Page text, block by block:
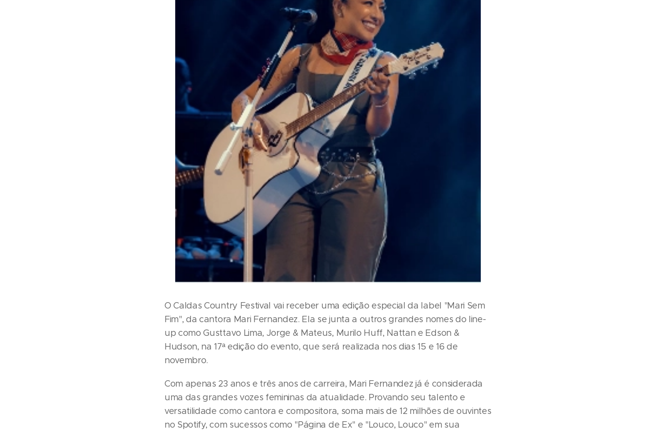
O Caldas Country Festival vai receber uma edição especial da label "Mari Sem
Fim", da cantora Mari Fernandez. Ela se junta a outros grandes nomes do line-
up como Gusttavo Lima, Jorge & Mateus, Murilo Huff, Nattan e Edson &
Hudson, na 17ª edição do evento, que será realizada nos dias 15 e 16 de
novembro.
Com apenas 23 anos e três anos de carreira, Mari Fernandez já é considerada
uma das grandes vozes femininas da atualidade. Provando seu talento e
versatilidade como cantora e compositora, soma mais de 12 milhões de ouvintes
no Spotify, com sucessos como "Página de Ex" e "Louco, Louco" em sua